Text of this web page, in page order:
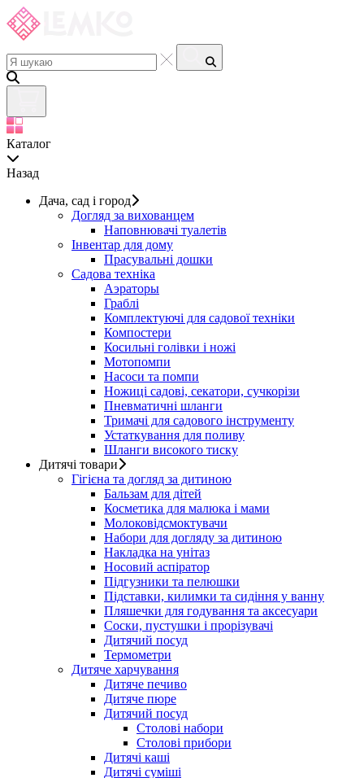
Каталог
Назад
Дача, сад і город
Догляд за вихованцем
Наповнювачі туалетів
Інвентар для дому
Прасувальні дошки
Садова техніка
Аэраторы
Граблі
Комплектуючі для садової техніки
Компостери
Косильні голівки і ножі
Мотопомпи
Насоси та помпи
Ножиці садові, секатори, сучкорізи
Пневматичні шланги
Тримачі для садового інструменту
Устаткування для поливу
Шланги високого тиску
Дитячі товари
Гігієна та догляд за дитиною
Бальзам для дітей
Косметика для малюка і мами
Молоковідсмоктувачи
Набори для догляду за дитиною
Накладка на унітаз
Носовий аспіратор
Підгузники та пелюшки
Підставки, килимки та сидіння у ванну
Пляшечки для годування та аксесуари
Соски, пустушки і прорізувачі
Дитячий посуд
Термометри
Дитяче харчування
Дитяче печиво
Дитяче пюре
Дитячий посуд
Столові набори
Столові прибори
Дитячі каші
Дитячі суміші